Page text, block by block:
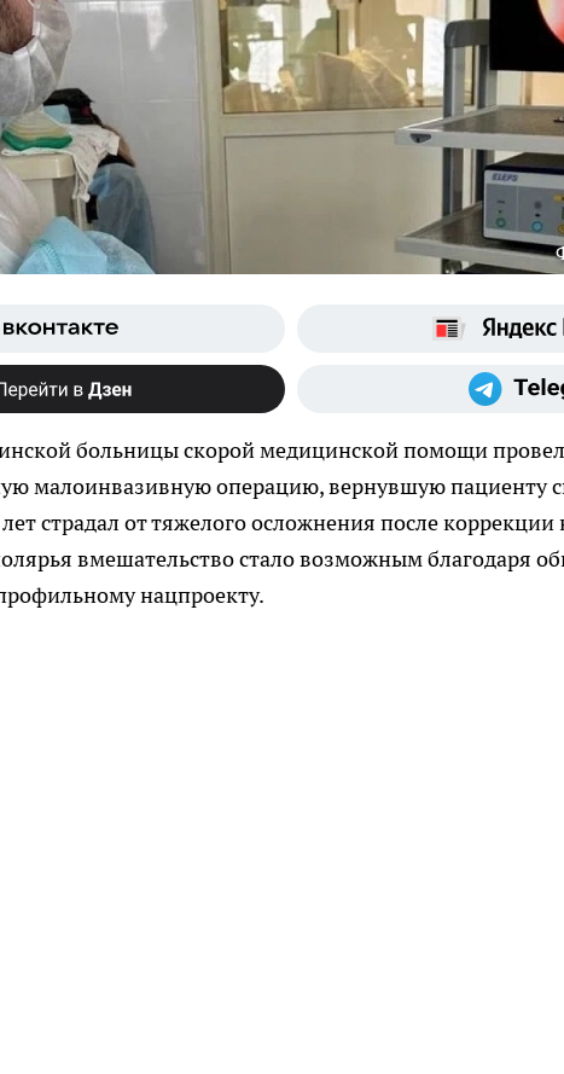
больницы скорой медицинской помощи
малоинвазивную операцию, вернувшую пациенту
страдал от тяжелого осложнения после коррекции
вмешательство стало возможным благодаря
нацпроекту.